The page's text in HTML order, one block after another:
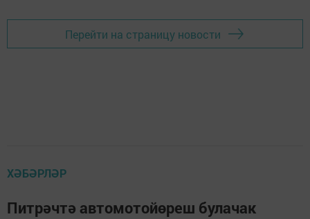
Перейти на страницу новости
ХӘБӘРЛӘР
Питрәчтә автомотойөреш булачак